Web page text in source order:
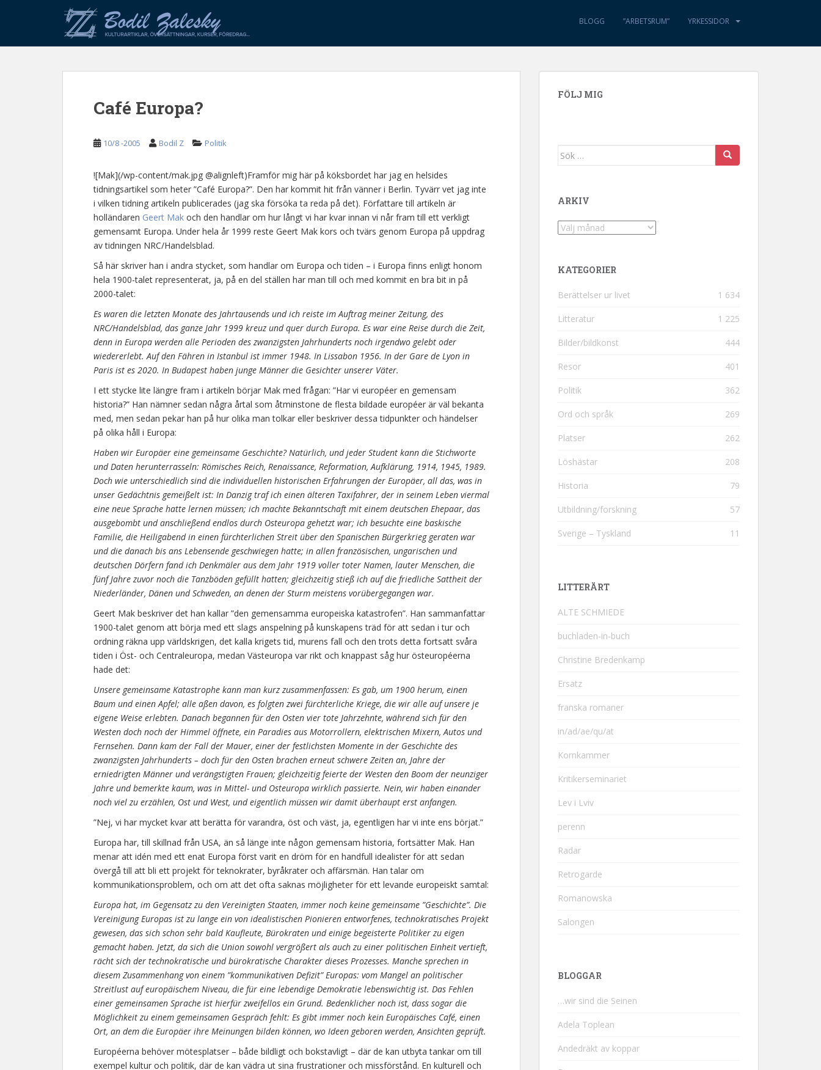
p
BLOGG ”ARBETSRUM” YRKESSIDOR
Café Europa?
10/8 -2005 Bodil Z Politik
![Mak](/wp-content/mak.jpg @alignleft)Framför mig här på köksbordet har jag en helsides
tidningsartikel som heter ”Café Europa?”. Den har kommit hit från vänner i Berlin. Tyvärr vet jag inte
i vilken tidning artikeln publicerades (jag ska försöka ta reda på det). Författare till artikeln är
holländaren Geert Mak och den handlar om hur långt vi har kvar innan vi når fram till ett verkligt
gemensamt Europa. Under hela år 1999 reste Geert Mak kors och tvärs genom Europa på uppdrag
av tidningen NRC/Handelsblad.
Så här skriver han i andra stycket, som handlar om Europa och tiden – i Europa finns enligt honom
hela 1900-talet representerat, ja, på en del ställen har man till och med kommit en bra bit in på
2000-talet:
Es waren die letzten Monate des Jahrtausends und ich reiste im Auftrag meiner Zeitung, des
NRC/Handelsblad, das ganze Jahr 1999 kreuz und quer durch Europa. Es war eine Reise durch die Zeit,
denn in Europa werden alle Perioden des zwanzigsten Jahrhunderts noch irgendwo gelebt oder
wiedererlebt. Auf den Fähren in Istanbul ist immer 1948. In Lissabon 1956. In der Gare de Lyon in
Paris ist es 2020. In Budapest haben junge Männer die Gesichter unserer Väter.
I ett stycke lite längre fram i artikeln börjar Mak med frågan: ”Har vi européer en gemensam
historia?” Han nämner sedan några årtal som åtminstone de flesta bildade européer är väl bekanta
med, men sedan pekar han på hur olika man tolkar eller beskriver dessa tidpunkter och händelser
på olika håll i Europa:
Haben wir Europäer eine gemeinsame Geschichte? Natürlich, und jeder Student kann die Stichworte
und Daten herunterrasseln: Römisches Reich, Renaissance, Reformation, Aufklärung, 1914, 1945, 1989.
Doch wie unterschiedlich sind die individuellen historischen Erfahrungen der Europäer, all das, was in
unser Gedächtnis gemeißelt ist: In Danzig traf ich einen älteren Taxifahrer, der in seinem Leben viermal
eine neue Sprache hatte lernen müssen; ich machte Bekanntschaft mit einem deutschen Ehepaar, das
ausgebombt und anschließend endlos durch Osteuropa gehetzt war; ich besuchte eine baskische
Familie, die Heiligabend in einen fürchterlichen Streit über den Spanischen Bürgerkrieg geraten war
und die danach bis ans Lebensende geschwiegen hatte; in allen französischen, ungarischen und
deutschen Dörfern fand ich Denkmäler aus dem Jahr 1919 voller toter Namen, lauter Menschen, die
fünf Jahre zuvor noch die Tanzböden gefüllt hatten; gleichzeitig stieß ich auf die friedliche Sattheit der
Niederländer, Dänen und Schweden, an denen der Sturm meistens vorübergegangen war.
Geert Mak beskriver det han kallar ”den gemensamma europeiska katastrofen”. Han sammanfattar
1900-talet genom att börja med ett slags anspelning på kunskapens träd för att sedan i tur och
ordning räkna upp världskrigen, det kalla krigets tid, murens fall och den trots detta fortsatt svåra
tiden i Öst- och Centraleuropa, medan Västeuropa var rikt och knappast såg hur östeuropéerna
hade det:
Unsere gemeinsame Katastrophe kann man kurz zusammenfassen: Es gab, um 1900 herum, einen
Baum und einen Apfel; alle aßen davon, es folgten zwei fürchterliche Kriege, die wir alle auf unsere je
eigene Weise erlebten. Danach begannen für den Osten vier tote Jahrzehnte, während sich für den
Westen doch noch der Himmel öffnete, ein Paradies aus Motorrollern, elektrischen Mixern, Autos und
Fernsehen. Dann kam der Fall der Mauer, einer der festlichsten Momente in der Geschichte des
zwanzigsten Jahrhunderts – doch für den Osten brachen erneut schwere Zeiten an, Jahre der
erniedrigten Männer und verängstigten Frauen; gleichzeitig feierte der Westen den Boom der neunziger
Jahre und bemerkte kaum, was in Mittel- und Osteuropa wirklich passierte. Nein, wir haben einander
noch viel zu erzählen, Ost und West, und eigentlich müssen wir damit überhaupt erst anfangen.
”Nej, vi har mycket kvar att berätta för varandra, öst och väst, ja, egentligen har vi inte ens börjat.”
Europa har, till skillnad från USA, än så länge inte någon gemensam historia, fortsätter Mak. Han
menar att idén med ett enat Europa först varit en dröm för en handfull idealister för att sedan
övergå till att bli ett projekt för teknokrater, byråkrater och affärsmän. Han talar om
kommunikationsproblem, och om att det ofta saknas möjligheter för ett levande europeiskt samtal:
Europa hat, im Gegensatz zu den Vereinigten Staaten, immer noch keine gemeinsame ”Geschichte”. Die
Vereinigung Europas ist zu lange ein von idealistischen Pionieren entworfenes, technokratisches Projekt
gewesen, das sich schon sehr bald Kaufleute, Bürokraten und einige begeisterte Politiker zu eigen
gemacht haben. Jetzt, da sich die Union sowohl vergrößert als auch zu einer politischen Einheit vertieft,
rächt sich der technokratische und bürokratische Charakter dieses Prozesses. Manche sprechen in
diesem Zusammenhang von einem ”kommunikativen Defizit” Europas: vom Mangel an politischer
Streitlust auf europäischem Niveau, die für eine lebendige Demokratie lebenswichtig ist. Das Fehlen
einer gemeinsamen Sprache ist hierfür zweifellos ein Grund. Bedenklicher noch ist, dass sogar die
Möglichkeit zu einem gemeinsamen Gespräch fehlt: Es gibt immer noch kein Europäisches Café, einen
Ort, an dem die Europäer ihre Meinungen bilden können, wo Ideen geboren werden, Ansichten geprüft.
Européerna behöver mötesplatser – både bildligt och bokstavligt – där de kan utbyta tankar om till
exempel kultur och politik, där de kan vädra ut sina frustrationer och missförstånd. En kulturell och
FÖLJ MIG
Sök efter:
ARKIV
Arkiv
KATEGORIER
Berättelser ur livet 1 634
Litteratur 1 225
Bilder/bildkonst 444
Resor 401
Politik 362
Ord och språk 269
Platser 262
Löshästar 208
Historia 79
Utbildning/forskning 57
Sverige – Tyskland 11
LITTERÄRT
ALTE SCHMIEDE
buchladen-in-buch
Christine Bredenkamp
Ersatz
franska romaner
in/ad/ae/qu/at
Kornkammer
Kritikerseminariet
Lev i Lviv
perenn
Radar
Retrogarde
Romanowska
Salongen
BLOGGAR
…wir sind die Seinen
Adela Toplean
Andedräkt av koppar